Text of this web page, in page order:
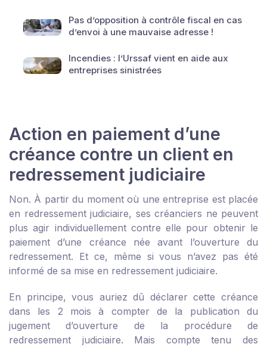
Pas d’opposition à contrôle fiscal en cas
d’envoi à une mauvaise adresse !
Incendies : l’Urssaf vient en aide aux
entreprises sinistrées
Action en paiement d’une
créance contre un client en
redressement judiciaire
Non. À partir du moment où une entreprise est placée
en redressement judiciaire, ses créanciers ne peuvent
plus agir individuellement contre elle pour obtenir le
paiement d’une créance née avant l’ouverture du
redressement. Et ce, même si vous n’avez pas été
informé de sa mise en redressement judiciaire.
En principe, vous auriez dû déclarer cette créance
dans les 2 mois à compter de la publication du
jugement d’ouverture de la procédure de
redressement judiciaire. Mais compte tenu des